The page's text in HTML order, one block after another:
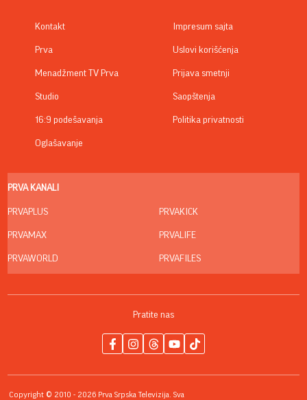
Kontakt
Prva
Menadžment TV Prva
Studio
16:9 podešavanja
Oglašavanje
Impresum sajta
Uslovi korišćenja
Prijava smetnji
Saopštenja
Politika privatnosti
PRVA KANALI
PRVAPLUS
PRVAMAX
PRVAWORLD
PRVAKICK
PRVALIFE
PRVAFILES
Pratite nas
Copyright © 2010 - 2026 Prva Srpska Televizija. Sva